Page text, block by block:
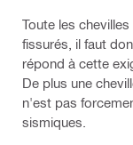
Toute les
fissurés, il faut
répond à cette
De plus une
n'est pas
sismiques.